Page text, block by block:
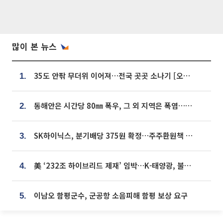
많이 본 뉴스
1. 35도 안팎 무더위 이어져…전국 곳곳 소나기 [오늘 날씨]
2. 동해안은 시간당 80㎜ 폭우, 그 외 지역은 폭염…‘극과 극 날씨’
3. SK하이닉스, 분기배당 375원 확정…주주환원책 9월로 앞당겨 발표
4. 美 ‘232조 하이브리드 제재’ 임박…K-태양광, 불확실성 털고 날개 다나
5. 이남오 함평군수, 군공항 소음피해 함평 보상 요구